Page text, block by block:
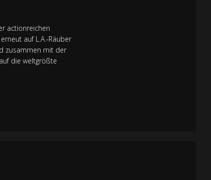
actionreichen
auf L.A.-Räuber
zusammen mit der
die weltgrößte